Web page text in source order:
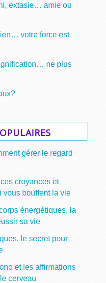
extasie… amie ou
votre force est
ne plus
gérer le regard
croyances et
vous bouffent la vie
énergétiques, la
sa vie
le secret pour
et les affirmations
cerveau